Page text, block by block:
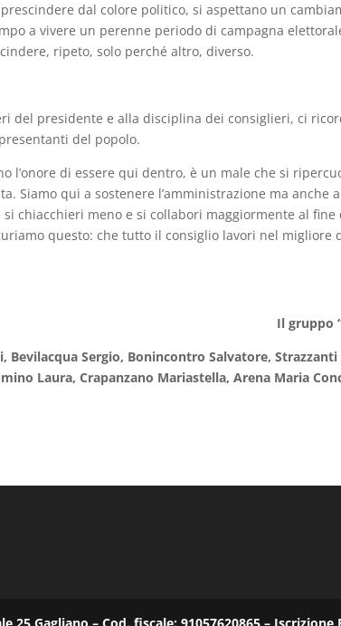
dal colore politico, si aspettano un
a vivere un perenne periodo di campagna
ripeto, solo perché altro, diverso.
del presidente e alla disciplina dei consiglieri, ci
del popolo.
l’onore di essere qui dentro, è un male che si
Siamo qui a sostenere l’amministrazione ma anche
chiacchieri meno e si collabori maggiormente al fine
questo: che tutto il consiglio lavori nel migliore
Il gruppo
Bevilacqua Sergio, Bonincontro Salvatore,
Laura, Crapanzano Mariastella, Arena Maria